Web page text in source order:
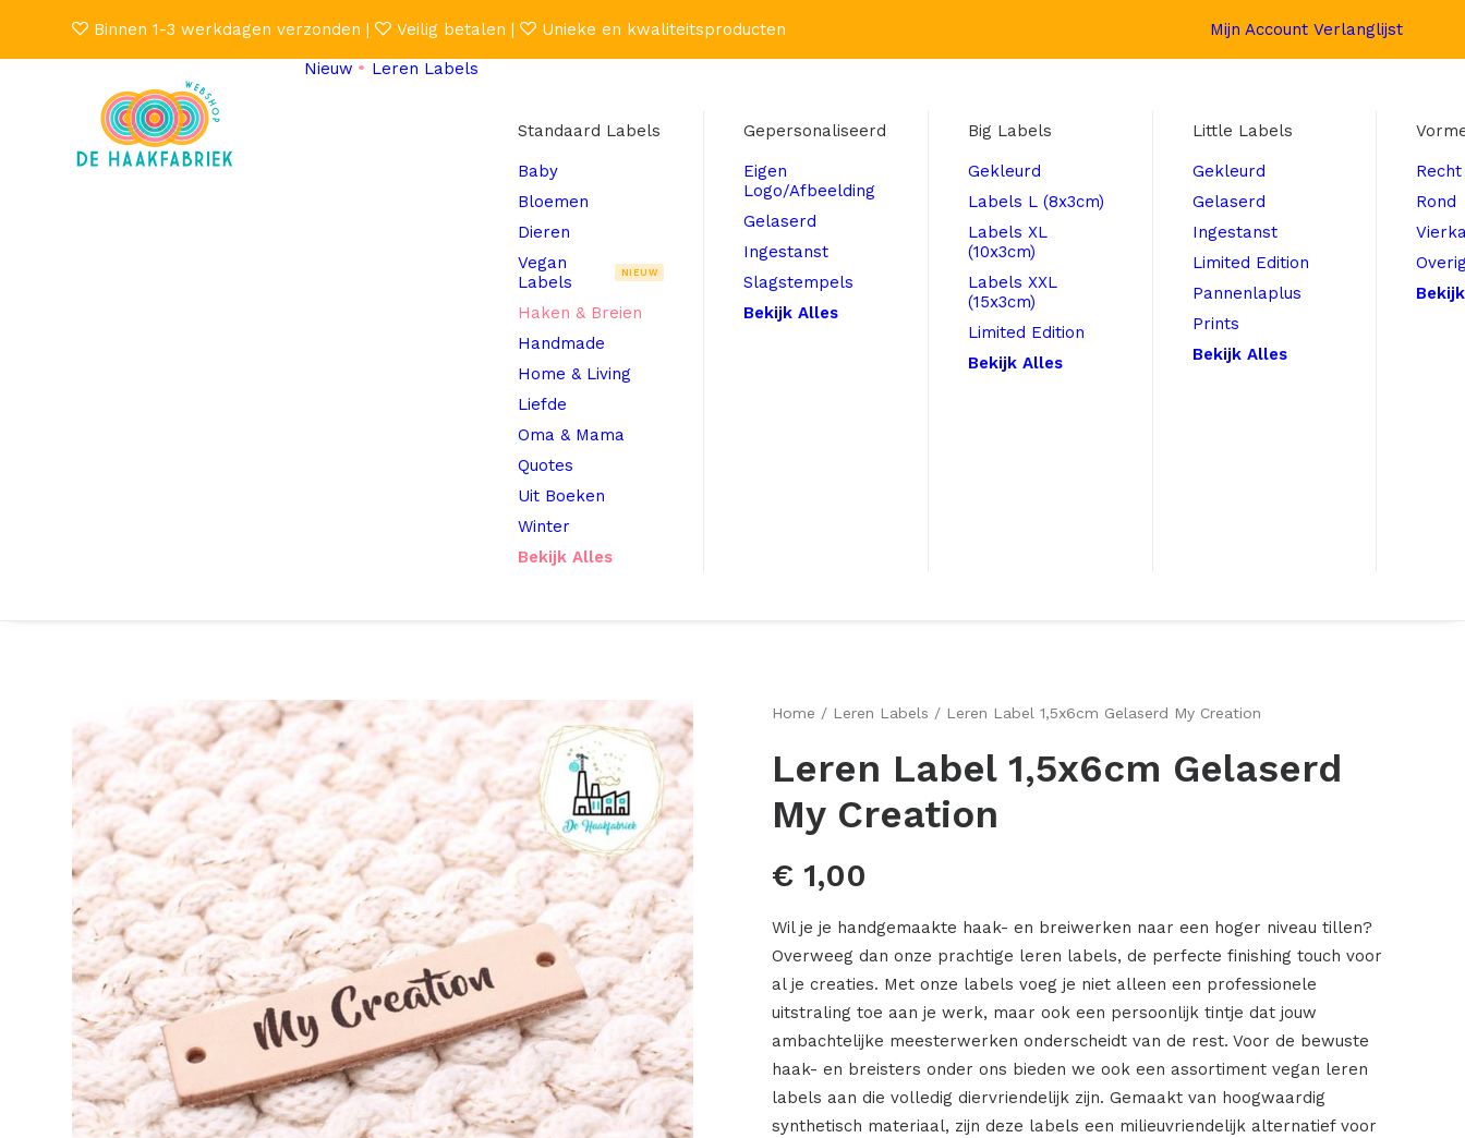
Binnen 1-3 werkdagen verzonden | Veilig betalen | Unieke en kwaliteitsproducten Mijn Account Verlanglijst
Nieuw
Leren Labels
Standaard Labels
Baby
Bloemen
Dieren
Vegan
Labels
NIEUW
Haken & Breien
Handmade
Home & Living
Liefde
Oma & Mama
Quotes
Uit Boeken
Winter
Bekijk Alles
Gepersonaliseerd
Eigen
Logo/Afbeelding
Gelaserd
Ingestanst
Slagstempels
Bekijk Alles
Big Labels
Gekleurd
Labels L (8x3cm)
Labels XL
(10x3cm)
Labels XXL
(15x3cm)
Limited Edition
Bekijk Alles
Little Labels
Gekleurd
Gelaserd
Ingestanst
Limited Edition
Pannenlaplus
Prints
Bekijk Alles
Recht
Rond
Home Leren Labels Leren Label 1,5x6cm Gelaserd My Creation
Leren Label 1,5x6cm Gelaserd
My Creation
€ 1,00
Wil je je handgemaakte haak- en breiwerken naar een hoger niveau tillen?
Overweeg dan onze prachtige leren labels, de perfecte finishing touch voor
al je creaties. Met onze labels voeg je niet alleen een professionele
uitstraling toe aan je werk, maar ook een persoonlijk tintje dat jouw
ambachtelijke meesterwerken onderscheidt van de rest. Voor de bewuste
haak- en breisters onder ons bieden we ook een assortiment vegan leren
labels aan die volledig diervriendelijk zijn. Gemaakt van hoogwaardig
synthetisch materiaal, zijn deze labels een milieuvriendelijk alternatief voor